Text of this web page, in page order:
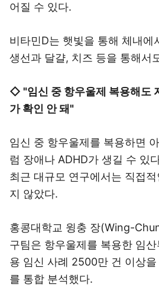
어질 수 있다.
비타민D는 햇빛을 통해 체내에
생선과 달걀, 치즈 등을 통해서
◇ "임신 중 항우울제 복용해도
가 확인 안 돼"
임신 중 항우울제를 복용하면
럼 장애나 ADHD가 생길 수 있
최근 대규모 연구에서는 직접
지 않았다.
홍콩대학교 윙충 장(Wing-
구팀은 항우울제를 복용한 임
용 임신 사례 2500만 건 이상
를 통합 분석했다.